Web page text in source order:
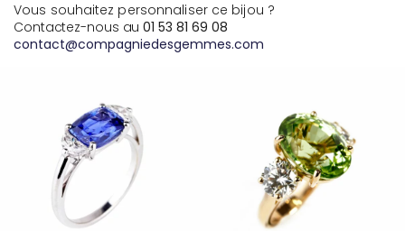
Vous souhaitez personnaliser ce bijou ?
Contactez-nous au01 53 81 69 08
contact@compagniedesgemmes.com